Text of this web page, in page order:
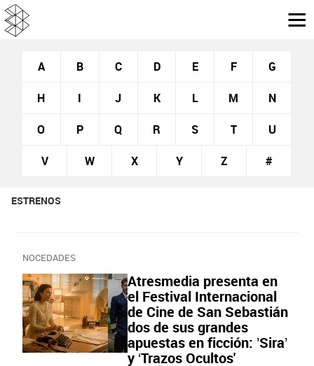
A B C D E F G
H I J K L M N
O P Q R S T U
V W X Y Z #
ESTRENOS
NOCEDADES
Atresmedia presenta en
el Festival Internacional
de Cine de San Sebastián
dos de sus grandes
apuestas en ficción: ’Sira’
y ‘Trazos Ocultos'